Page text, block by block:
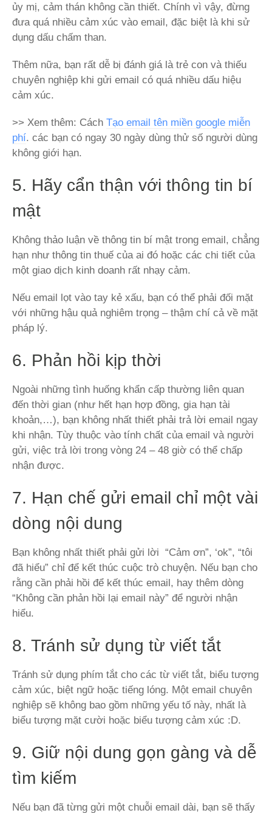
ủy mị, cảm thán không cần thiết. Chính vì vậy, đừng
đưa quá nhiều cảm xúc vào email, đặc biệt là khi sử
dụng dấu chấm than.
Thêm nữa, bạn rất dễ bị đánh giá là trẻ con và thiếu
chuyên nghiệp khi gửi email có quá nhiều dấu hiệu
cảm xúc.
>> Xem thêm: Cách Tạo email tên miền google miễn
phí. các bạn có ngay 30 ngày dùng thử số người dùng
không giới hạn.
5. Hãy cẩn thận với thông tin bí
mật
Không thảo luận về thông tin bí mật trong email, chẳng
hạn như thông tin thuế của ai đó hoặc các chi tiết của
một giao dịch kinh doanh rất nhạy cảm.
Nếu email lọt vào tay kẻ xấu, bạn có thể phải đối mặt
với những hậu quả nghiêm trọng – thậm chí cả về mặt
pháp lý.
6. Phản hồi kịp thời
Ngoài những tình huống khẩn cấp thường liên quan
đến thời gian (như hết hạn hợp đồng, gia hạn tài
khoản,…), bạn không nhất thiết phải trả lời email ngay
khi nhận. Tùy thuộc vào tính chất của email và người
gửi, việc trả lời trong vòng 24 – 48 giờ có thể chấp
nhận được.
7. Hạn chế gửi email chỉ một vài
dòng nội dung
Bạn không nhất thiết phải gửi lời “Cảm ơn”, ‘ok”, “tôi
đã hiểu” chỉ để kết thúc cuộc trò chuyện. Nếu bạn cho
rằng cần phải hồi để kết thúc email, hay thêm dòng
“Không cần phản hồi lại email này” để người nhận
hiểu.
8. Tránh sử dụng từ viết tắt
Tránh sử dụng phím tắt cho các từ viết tắt, biểu tượng
cảm xúc, biệt ngữ hoặc tiếng lóng. Một email chuyên
nghiệp sẽ không bao gồm những yếu tố này, nhất là
biểu tượng mặt cười hoặc biểu tượng cảm xúc :D.
9. Giữ nội dung gọn gàng và dễ
tìm kiếm
Nếu bạn đã từng gửi một chuỗi email dài, bạn sẽ thấy